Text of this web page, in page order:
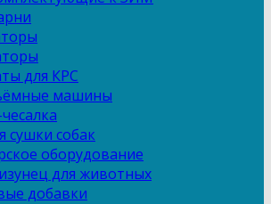
для КРС
машины
сушки собак
оборудование
для животных
добавки